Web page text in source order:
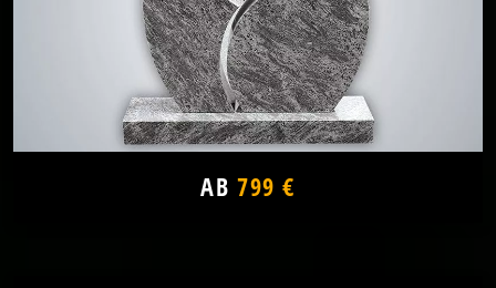
AB 799 €